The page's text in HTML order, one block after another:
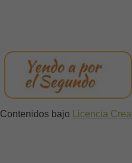
Contenidos bajo Licencia